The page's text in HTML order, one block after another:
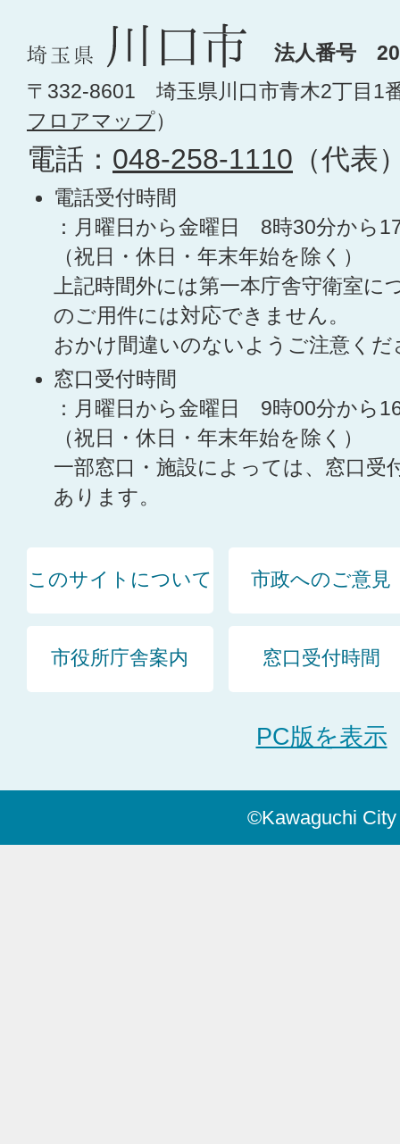
法人番号
〒332-8601 埼玉県川口市青木2丁目1
フロアマップ）
電話： 048-258-1110 （代表
電話受付時間
：月曜日から金曜日 8時30分から
（祝日・休日・年末年始を除く）
上記時間外には第一本庁舎守衛室に
のご用件には対応できません。
おかけ間違いのないようご注意くだ
窓口受付時間
：月曜日から金曜日 9時00分から
（祝日・休日・年末年始を除く）
一部窓口・施設によっては、窓口受
あります。
このサイトについて 市政へのご意見
市役所庁舎案内 窓口受付時間
PC版を表示
©Kawaguchi City